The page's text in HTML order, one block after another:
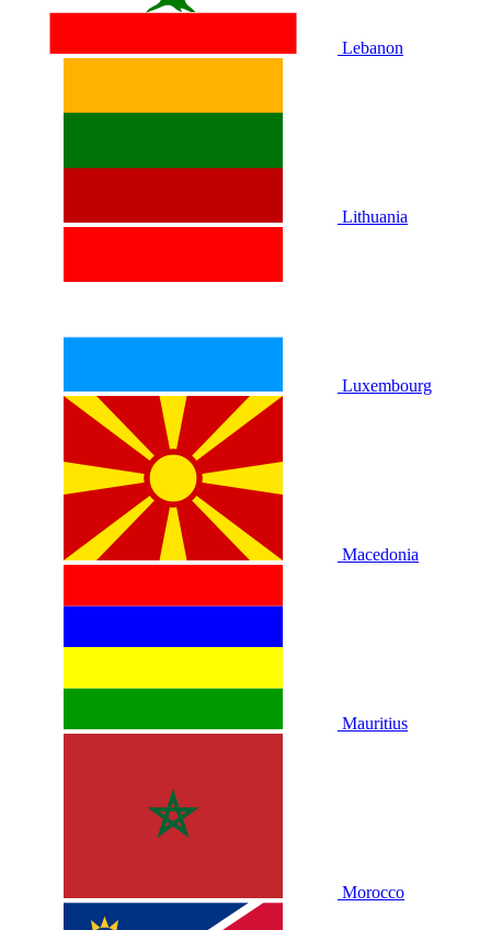
Lebanon
Lithuania
Luxembourg
Macedonia
Mauritius
Morocco